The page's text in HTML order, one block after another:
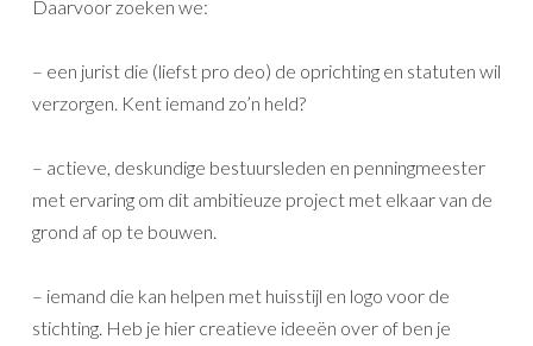
Daarvoor zoeken we:
– een jurist die (liefst pro deo) de oprichting en statuten wil
verzorgen. Kent iemand zo’n held?
– actieve, deskundige bestuursleden en penningmeester
met ervaring om dit ambitieuze project met elkaar van de
grond af op te bouwen.
– iemand die kan helpen met huisstijl en logo voor de
stichting. Heb je hier creatieve ideeën over of ben je